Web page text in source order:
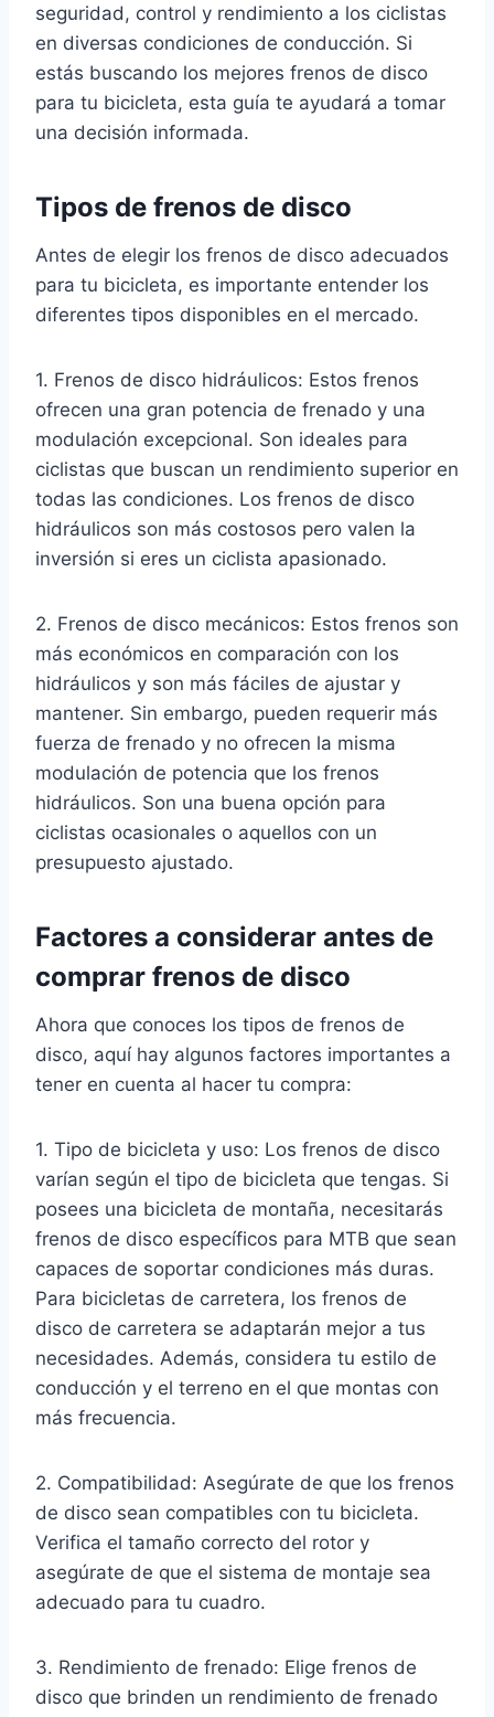
seguridad, control y rendimiento a los ciclistas
en diversas condiciones de conducción. Si
estás buscando los mejores frenos de disco
para tu bicicleta, esta guía te ayudará a tomar
una decisión informada.
Tipos de frenos de disco
Antes de elegir los frenos de disco adecuados
para tu bicicleta, es importante entender los
diferentes tipos disponibles en el mercado.
1. Frenos de disco hidráulicos: Estos frenos
ofrecen una gran potencia de frenado y una
modulación excepcional. Son ideales para
ciclistas que buscan un rendimiento superior en
todas las condiciones. Los frenos de disco
hidráulicos son más costosos pero valen la
inversión si eres un ciclista apasionado.
2. Frenos de disco mecánicos: Estos frenos son
más económicos en comparación con los
hidráulicos y son más fáciles de ajustar y
mantener. Sin embargo, pueden requerir más
fuerza de frenado y no ofrecen la misma
modulación de potencia que los frenos
hidráulicos. Son una buena opción para
ciclistas ocasionales o aquellos con un
presupuesto ajustado.
Factores a considerar antes de
comprar frenos de disco
Ahora que conoces los tipos de frenos de
disco, aquí hay algunos factores importantes a
tener en cuenta al hacer tu compra:
1. Tipo de bicicleta y uso: Los frenos de disco
varían según el tipo de bicicleta que tengas. Si
posees una bicicleta de montaña, necesitarás
frenos de disco específicos para MTB que sean
capaces de soportar condiciones más duras.
Para bicicletas de carretera, los frenos de
disco de carretera se adaptarán mejor a tus
necesidades. Además, considera tu estilo de
conducción y el terreno en el que montas con
más frecuencia.
2. Compatibilidad: Asegúrate de que los frenos
de disco sean compatibles con tu bicicleta.
Verifica el tamaño correcto del rotor y
asegúrate de que el sistema de montaje sea
adecuado para tu cuadro.
3. Rendimiento de frenado: Elige frenos de
disco que brinden un rendimiento de frenado